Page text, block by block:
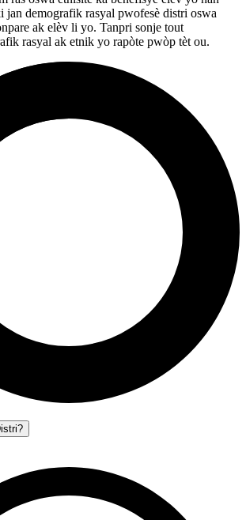
jan demografik rasyal pwofesè distri oswa
ak elèv li yo. Tanpri sonje tout
rasyal ak etnik yo rapòte pwòp tèt ou.